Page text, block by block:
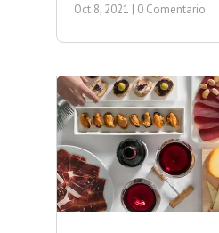
Oct 8, 2021 | 0 Comentario